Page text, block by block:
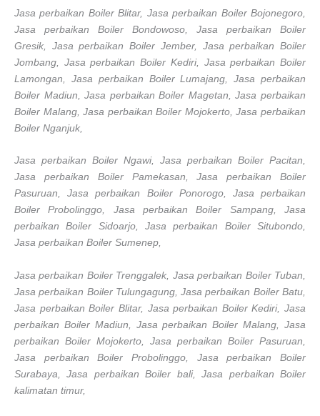
Jasa perbaikan Boiler Blitar, Jasa perbaikan Boiler Bojonegoro,
Jasa perbaikan Boiler Bondowoso, Jasa perbaikan Boiler
Gresik, Jasa perbaikan Boiler Jember, Jasa perbaikan Boiler
Jombang, Jasa perbaikan Boiler Kediri, Jasa perbaikan Boiler
Lamongan, Jasa perbaikan Boiler Lumajang, Jasa perbaikan
Boiler Madiun, Jasa perbaikan Boiler Magetan, Jasa perbaikan
Boiler Malang, Jasa perbaikan Boiler Mojokerto, Jasa perbaikan
Boiler Nganjuk,
Jasa perbaikan Boiler Ngawi, Jasa perbaikan Boiler Pacitan,
Jasa perbaikan Boiler Pamekasan, Jasa perbaikan Boiler
Pasuruan, Jasa perbaikan Boiler Ponorogo, Jasa perbaikan
Boiler Probolinggo, Jasa perbaikan Boiler Sampang, Jasa
perbaikan Boiler Sidoarjo, Jasa perbaikan Boiler Situbondo,
Jasa perbaikan Boiler Sumenep,
Jasa perbaikan Boiler Trenggalek, Jasa perbaikan Boiler Tuban,
Jasa perbaikan Boiler Tulungagung, Jasa perbaikan Boiler Batu,
Jasa perbaikan Boiler Blitar, Jasa perbaikan Boiler Kediri, Jasa
perbaikan Boiler Madiun, Jasa perbaikan Boiler Malang, Jasa
perbaikan Boiler Mojokerto, Jasa perbaikan Boiler Pasuruan,
Jasa perbaikan Boiler Probolinggo, Jasa perbaikan Boiler
Surabaya, Jasa perbaikan Boiler bali, Jasa perbaikan Boiler
kalimatan timur,